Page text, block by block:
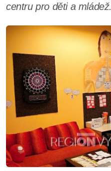
centru pro děti a mládež.